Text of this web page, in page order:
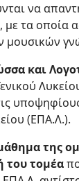
να
τα οποία
μουσικών
και
(ΕΠΑ.Λ.).
της
του τομέα